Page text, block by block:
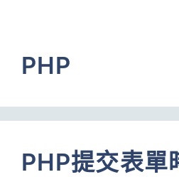
PHP
PHP提交表單